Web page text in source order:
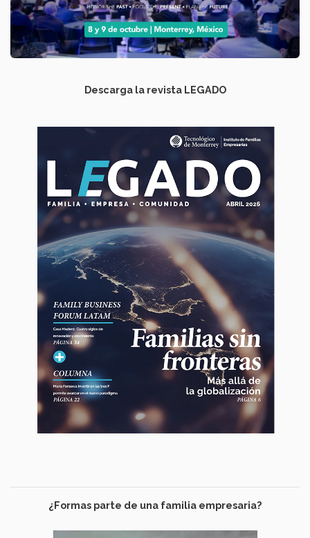
Descarga la revista LEGADO
¿Formas parte de una familia empresaria?